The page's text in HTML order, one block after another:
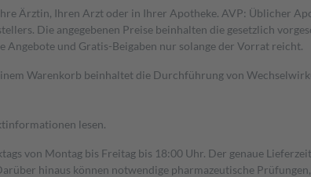
Ärztin, Ihren Arzt oder in Ihrer Apotheke. AVP: Üblicher
Die angegebenen Preise beinhalten die gesetzlich
und Gratis-Beigaben nur solange der Vorrat reicht.
Warenkorb beinhaltet die Durchführung von
lesen.
von Montag bis Freitag bis 18:00 Uhr. Der genaue
hinaus können notwendige pharmazeutische